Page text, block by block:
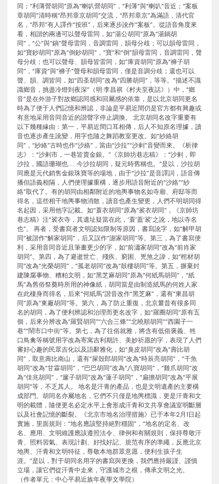
同；“利薄營胡同”原為“喇叭營胡同”，“利薄”與“喇叭”音近；“案板
章胡同”清時稱“昂邦章京胡同”交流，“昂邦章京”為滿語，清代官
名，“昂邦”有人譯作“按班”，后來逐步訛作“案板”。從語音角度來
看，相諧的兩邊可以聲母雷同，如“湯公胡同”原為“湯鍋胡
同”，“公”與“鍋”聲母雷同，音調雷同，韻母分歧；可以韻母雷同，
如“寶鈔胡同”原為“倒鈔胡同”，“寶”和“倒”韻母雷同，音調雷同，聲
母分歧；也可以聲母、韻母皆雷同，如“庫資胡同”原為“褲子胡
同”，“庫資”與“褲子”聲母和韻母雷同，僅是音調分歧；還也可以
聲、韻、調皆同，如“四圣胡同”改為“四勝胡同”，等等。“描述不識
識鄉音，挑盡冷燈到夜深”（明·李昌祺《村夫至夜話》）中，“鄉
音”是在外游子對故鄉認同感和回屬感的依靠，是以北京胡同更名
時為了便于人們記憶和辨認，非論是平易近間仍是官方都有興趣或
有意地采用音同音近的諧聲字停止調換。 北京胡同名改字重要有
以下幾種緣由：第一，平易近間口耳相傳，后人不知原名理據，讀
音也逐步產生訛變，用字也隨之舞蹈教室更改。如“紗絡胡
同”，“紗絡”古時也作“沙絡”，當由“沙拉”“沙剌”音變而來。《析律
志》：“沙剌市，一巷皆賣金銀。”《京師坊巷志稿》：“沙剌，即
沙拉，國語珊瑚也……今沙拉胡同，疑元時舊稱也。”是以，沙拉胡
同應是元代銷售金銀珠寶等的場地，由于“沙拉”是音譯詞，語音傳
播但語義相隔，人們便理據重構，逐步用語音附近的“沙絡”“紗
絡”取代了。有的胡同由相鄰附近的地輿事物名如寺廟、府邸等而
得名，這些相干地輿事物消散，讀音也產生變更，人們不明胡同得
名起因，采用他字記載。如“蓑衣胡同”原為“裟衣胡同”，《京師坊
巷志稿》注“裟衣寺，其遺址疑當在此，‘蓑’蓋‘裟’之訛，地以寺名
也”。 再者，受書寫者文明認知限制等原因，書寫訛字，如“解甲胡
同”被諧作“解家胡同”，后又誤作“謝家胡同”等。第三，為了書寫便
利，采用音同音近且筆畫更少的字，如“前瀟家胡同”改為“前肖家
胡同”。第四，為了避逝世亡、殘疾、窮困、兇煞之諱，如“棺材胡
同”改為“光榮胡同”，“孤老胡同”改為“鼓樓胡同”等。第五，摒棄封
建陳腐事物、糟粕文明，如“黑芝麻胡同”原為“何紙馬胡同”，“紙
馬”為舊俗祭奠時所用的神像紙，胡同當是由制造紙馬的何姓人家
在此棲身而得名，后來“何紙馬”諧音改作“黑芝麻”，還有“東昌胡
同”原為“東廠胡同”等。第六，為了防止重復，北京曩昔有很多同
名的胡同，為了便利辨認和治理而更名改字，如“羅圈胡同”原有五
個，后來分辨改為“羅賢胡同”“六合三條”“北曉順胡同”“西園子一
巷”“鬧市口中街”等。第七，為了往俗就雅，將含有低俗褒義、牲
口鳥禽等稱號用字改為寄寓吉利期許、美妙祈愿的字，表現了人們
審好心趣的民眾吉化以及語辭雅化，如“臭皮胡同”改為“壽比胡
同”，取意壽比南山，還有“屎殼郎胡同”改為“時辰亮胡同”，“干魚
胡同”改為“甘霖胡同”，“巴巴胡同”改為“八寶胡同”，“雞爪胡同”改
為“佳兆胡同”，“簾子胡同”改為“蓮子胡同”，“扁擔胡同”改為“平展
胡同”等，不乏其人。 地名是汗青的產品，也是文明遺產的主要構
成部門。胡同名亦屬地名，它們不只僅是地輿標識，更是汗青和文
明的載體，隨便更名必定水平上會形成汗青和文共享會議室明斷層
以及社會記憶的斷裂。《北京市地名治理措施》已于本年2月1日起
實施，里面規則：“地名應該堅持絕對穩固”，“地名的定名、改
名、應用、文明維護應該遵照法令、律例和有關規則，保持尊敬汗
青、照料習氣、表現計劃、好找好記、規范有序的準繩，反應北京
地輿、汗青和文明特征，尊敬本地群眾意愿，便利生孩子生
涯。”是以，對于胡同名用字的書寫與更換，我們應持嚴謹、謹慎
立場，讓它們從汗青中走來，守護城市之根，傳承文明之光。
（作者單元：中心平易近族年夜學文學院）